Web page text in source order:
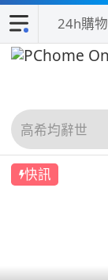
24h購物
快訊